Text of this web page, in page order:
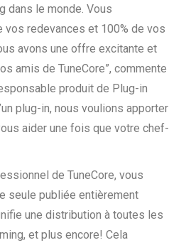
dans le monde. Vous
vos redevances et 100% de vos
avons une offre excitante et
amis de TuneCore”, commente
produit de Plug-in
plug-in, nous voulions apporter
aider une fois que votre chef-
de TuneCore, vous
seule publiée entièrement
une distribution à toutes les
et plus encore! Cela